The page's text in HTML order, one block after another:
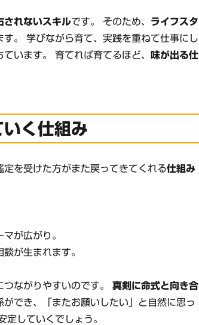
されないスキルです。 そのため、 ライフスタ
す。 学びながら育て、実践を重ねて仕事にし
います。 育てれば育てるほど、
味が出る仕
く仕組み
定を受けた方がまた戻ってきてくれる仕組み
が広がり。
談が生まれます。
つながりやすいのです。真剣に命式と向き合
ができ、「またお願いしたい」と自然に思っ
定していくでしょう。